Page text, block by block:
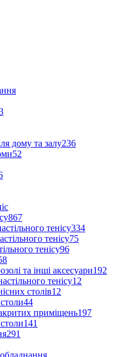
дому та залу236
52
867
тенісу334
тенісу75
тенісу96
та інші аксесуари192
тенісу12
столів12
44
приміщень197
141
291